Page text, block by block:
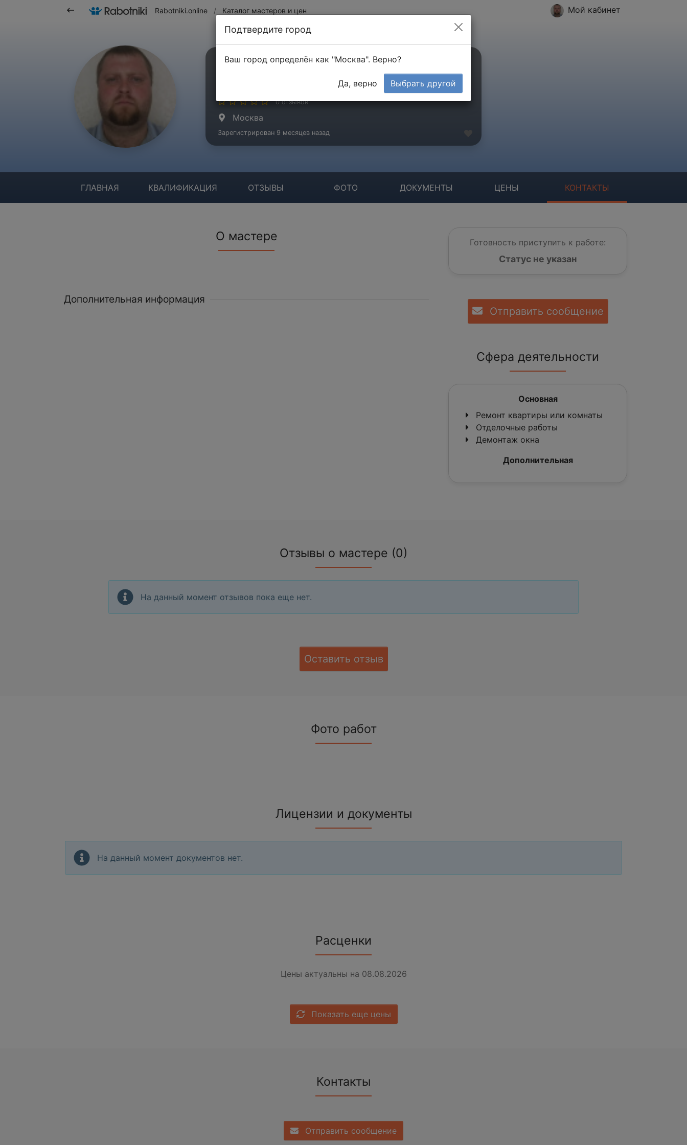
Rabotniki.online / Каталог мастеров и цен Мой кабинет
Денежкин Михаил
0 отзывов
Москва
Зарегистрирован 9 месяцев назад
ГЛАВНАЯ КВАЛИФИКАЦИЯ ОТЗЫВЫ ФОТО ДОКУМЕНТЫ ЦЕНЫ КОНТАКТЫ
О мастере
Дополнительная информация
Готовность приступить к работе:
Статус не указан
Отправить сообщение
Сфера деятельности
Основная
Ремонт квартиры или комнаты
Отделочные работы
Демонтаж окна
Дополнительная
Отзывы о мастере (0)
На данный момент отзывов пока еще нет.
Оставить отзыв
Фото работ
Лицензии и документы
На данный момент документов нет.
Расценки
Цены актуальны на 08.08.2026
Показать еще цены
Контакты
Отправить сообщение
Подтвердите город
Ваш город определён как "Москва". Верно?
Да, верно Выбрать другой